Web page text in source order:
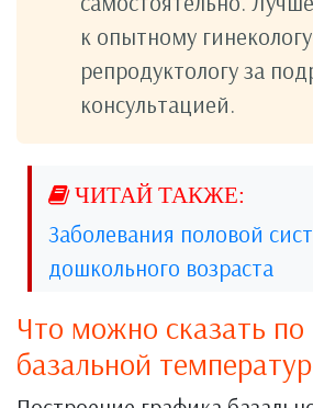
к опытному
репродуктологу за
консультацией.
Заболевания половой
дошкольного возраста
Что можно сказать
базальной